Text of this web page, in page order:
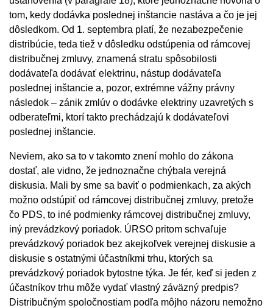
tom, kedy dodávka poslednej inštancie nastáva a čo je jej
dôsledkom. Od 1. septembra platí, že nezabezpečenie
distribúcie, teda tiež v dôsledku odstúpenia od rámcovej
distribučnej zmluvy, znamená stratu spôsobilosti
dodávateľa dodávať elektrinu, nástup dodávateľa
poslednej inštancie a, pozor, extrémne vážny právny
následok – zánik zmlúv o dodávke elektriny uzavretých s
odberateľmi, ktorí takto prechádzajú k dodávateľovi
poslednej inštancie.
Neviem, ako sa to v takomto znení mohlo do zákona
dostať, ale vidno, že jednoznačne chýbala verejná
diskusia. Mali by sme sa baviť o podmienkach, za akých
možno odstúpiť od rámcovej distribučnej zmluvy, pretože
čo PDS, to iné podmienky rámcovej distribučnej zmluvy,
iný prevádzkový poriadok. ÚRSO pritom schvaľuje
prevádzkový poriadok bez akejkoľvek verejnej diskusie a
diskusie s ostatnými účastníkmi trhu, ktorých sa
prevádzkový poriadok bytostne týka. Je fér, keď si jeden z
účastníkov trhu môže vydať vlastný záväzný predpis?
Distribučným spoločnostiam podľa môjho názoru nemožno